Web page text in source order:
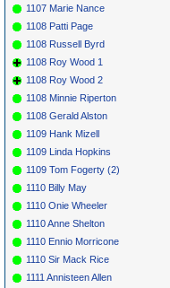
1107 Marie Nance
1108 Patti Page
1108 Russell Byrd
1108 Roy Wood 1
1108 Roy Wood 2
1108 Minnie Riperton
1108 Gerald Alston
1109 Hank Mizell
1109 Linda Hopkins
1109 Tom Fogerty (2)
1110 Billy May
1110 Onie Wheeler
1110 Anne Shelton
1110 Ennio Morricone
1110 Sir Mack Rice
1111 Annisteen Allen